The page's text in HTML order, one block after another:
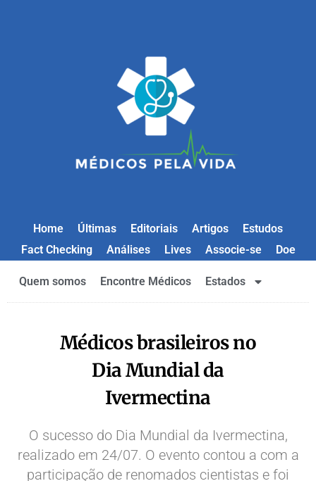
Home Últimas Editoriais Artigos
Estudos
Fact Checking
Análises Lives Associe-se Doe
Quem somos Encontre Médicos Estados
Médicos brasileiros no
Dia Mundial da
Ivermectina
O sucesso do Dia Mundial da Ivermectina,
realizado em 24/07. O evento contou a com a
participação de renomados cientistas e foi